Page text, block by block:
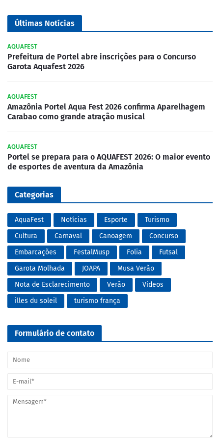
Últimas Notícias
AQUAFEST
Prefeitura de Portel abre inscrições para o Concurso
Garota Aquafest 2026
AQUAFEST
Amazônia Portel Aqua Fest 2026 confirma Aparelhagem
Carabao como grande atração musical
AQUAFEST
Portel se prepara para o AQUAFEST 2026: O maior evento
de esportes de aventura da Amazônia
Categorias
AquaFest Notícias Esporte
Turismo
Cultura
Carnaval Canoagem
Concurso
Embarcações
FestalMusp Folia
Futsal
Garota Molhada
JOAPA
Musa Verão
Nota de Esclarecimento
Verão
Videos
illes du soleil
turismo frança
Formulário de contato